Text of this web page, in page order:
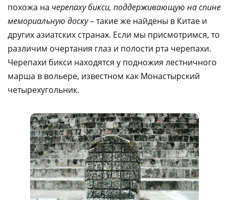
похожа на черепаху бикси, поддерживающую на спине
мемориальную доску– такие же найдены в Китае и
других азиатских странах. Если мы присмотримся, то
различим очертания глаз и полости рта черепахи.
Черепахи бикси находятся у подножия лестничного
марша в вольере, известном как Монастырский
четырехугольник.